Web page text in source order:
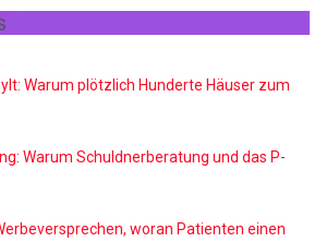
Warum plötzlich Hunderte Häuser zum
Warum Schuldnerberatung und das P-
woran Patienten einen